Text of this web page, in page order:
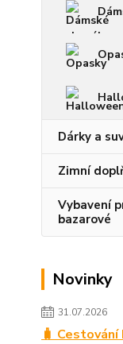
Dárky a
Zimní
Vybavení
bazarové
Novinky
31.07.2026
🧳